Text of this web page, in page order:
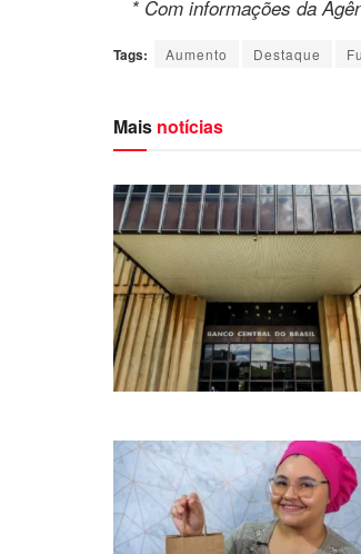
* Com informações da
Tags: Aumento Destaque
Mais notícias